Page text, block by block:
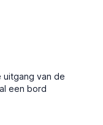
uitgang van de
een bord